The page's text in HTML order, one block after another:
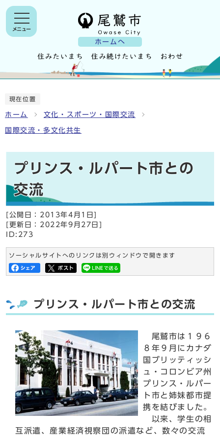
ホームへ
メニュー
現在位置
ホーム 文化・スポーツ・国際交流
国際交流・多文化共生
プリンス・ルパート市との
交流
[公開日： 2013年4月1日
[更新日： 2022年9月27日
ID:273
ソーシャルサイトへのリンクは別ウィンドウで開きます
プリンス・ルパート市との交流
尾鷲市は１９６
８年９月にカナダ
国ブリッティッシ
ュ・コロンビア州
プリンス・ルパー
ト市と姉妹都市提
携を結びました。
以来、学生の相
互派遣、産業経済視察団の派遣など、数々の交流